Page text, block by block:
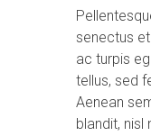
senectus
ac turpis
tellus, sed
Aenean
blandit, nisl